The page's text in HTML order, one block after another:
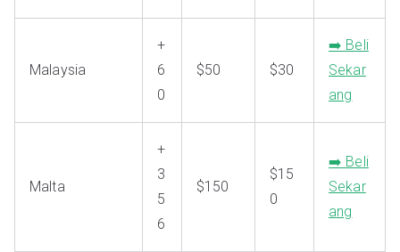
Malaysia
+
6
0
$50 $30
➡️ Beli
Sekar
ang
Malta
+
3
5
6
$150
$15
0
➡️ Beli
Sekar
ang